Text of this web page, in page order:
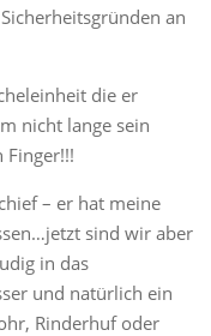
an
die er
nicht lange sein
Finger!!!
– er hat meine
sind wir aber
in das
und natürlich ein
Rinderhuf oder